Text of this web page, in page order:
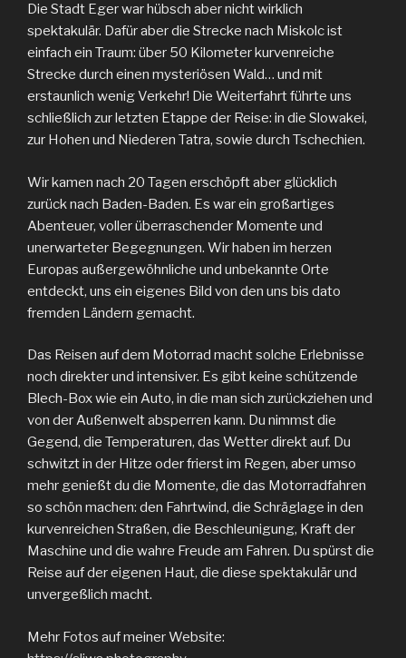
Die Stadt Eger war hübsch aber nicht wirklich
spektakulär. Dafür aber die Strecke nach Miskolc ist
einfach ein Traum: über 50 Kilometer kurvenreiche
Strecke durch einen mysteriösen Wald… und mit
erstaunlich wenig Verkehr! Die Weiterfahrt führte uns
schließlich zur letzten Etappe der Reise: in die Slowakei,
zur Hohen und Niederen Tatra, sowie durch Tschechien.
Wir kamen nach 20 Tagen erschöpft aber glücklich
zurück nach Baden-Baden. Es war ein großartiges
Abenteuer, voller überraschender Momente und
unerwarteter Begegnungen. Wir haben im herzen
Europas außergewöhnliche und unbekannte Orte
entdeckt, uns ein eigenes Bild von den uns bis dato
fremden Ländern gemacht.
Das Reisen auf dem Motorrad macht solche Erlebnisse
noch direkter und intensiver. Es gibt keine schützende
Blech-Box wie ein Auto, in die man sich zurückziehen und
von der Außenwelt absperren kann. Du nimmst die
Gegend, die Temperaturen, das Wetter direkt auf. Du
schwitzt in der Hitze oder frierst im Regen, aber umso
mehr genießt du die Momente, die das Motorradfahren
so schön machen: den Fahrtwind, die Schräglage in den
kurvenreichen Straßen, die Beschleunigung, Kraft der
Maschine und die wahre Freude am Fahren. Du spürst die
Reise auf der eigenen Haut, die diese spektakulär und
unvergeßlich macht.
Mehr Fotos auf meiner Website: